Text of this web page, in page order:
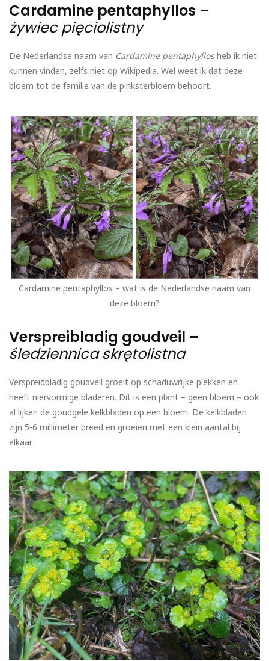
Cardamine pentaphyllos –
żywiec pięciolistny
De Nederlandse naam van Cardamine pentaphyllosheb ik niet
kunnen vinden, zelfs niet op Wikipedia. Wel weet ik dat deze
bloem tot de familie van de pinksterbloem behoort.
Cardamine pentaphyllos – wat is de Nederlandse naam van
deze bloem?
Verspreibladig goudveil –
śledziennica skrętolistna
Verspreidbladig goudveil groeit op schaduwrijke plekken en
heeft niervormige bladeren. Dit is een plant – geen bloem – ook
al lijken de goudgele kelkbladen op een bloem. De kelkbladen
zijn 5-6 millimeter breed en groeien met een klein aantal bij
elkaar.